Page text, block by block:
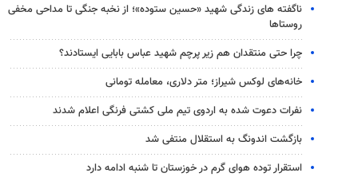
ناگفته های زندگی شهید «حسین ستوده»؛ از نخبه جنگی تا مداحی مخفی
روستاها
چرا حتی منتقدان هم زیر پرچم شهید عباس بابایی ایستادند؟
خانه‌های لوکس شیراز؛ متر دلاری، معامله تومانی
نفرات دعوت شده به اردوی تیم ملی کشتی فرنگی اعلام شدند
بازگشت اندونگ به استقلال منتفی شد
استقرار توده هوای گرم در خوزستان تا شنبه ادامه دارد